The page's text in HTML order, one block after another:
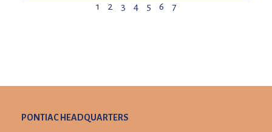
1 2 3 4 5 6 7
PONTIAC HEADQUARTERS